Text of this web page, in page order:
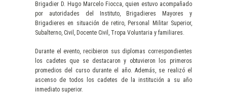
Brigadier D. Hugo Marcelo Fiocca, quien estuvo acompañado
por autoridades del Instituto, Brigadieres Mayores y
Brigadieres en situación de retiro, Personal Militar Superior,
Subalterno, Civil, Docente Civil, Tropa Voluntaria y familiares.
Durante el evento, recibieron sus diplomas correspondientes
los cadetes que se destacaron y obtuvieron los primeros
promedios del curso durante el año. Además, se realizó el
ascenso de todos los cadetes de la institución a su año
inmediato superior.